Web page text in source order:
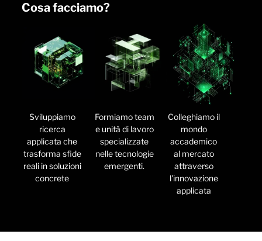
Cosa facciamo?
Sviluppiamo
ricerca
applicata che
trasforma sfide
reali in soluzioni
concrete
Formiamo team
e unità di lavoro
specializzate
nelle tecnologie
emergenti.
Colleghiamo il
mondo
accademico
al mercato
attraverso
l'innovazione
applicata